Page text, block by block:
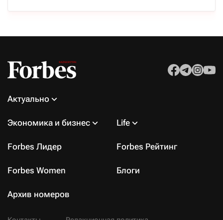
Актуально
Экономика и бизнес Life
Forbes Лидер Forbes Рейтинг
Forbes Women Блоги
Архив номеров